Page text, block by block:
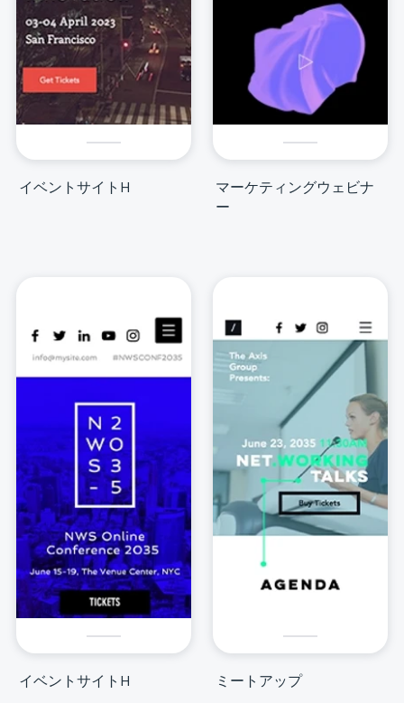
イベントサイトH
マーケティングウェビナ
ー
イベントサイトH ミートアップ